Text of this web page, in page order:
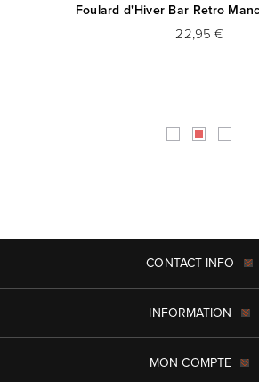
Foulard d'Hiver Bar Retro
22,95 €
CONTACT INFO
INFORMATION
MON COMPTE